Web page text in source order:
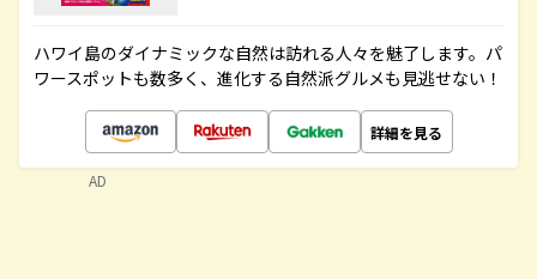
ハワイ島のダイナミックな自然は訪れる人々を魅了します。パ
ワースポットも数多く、進化する自然派グルメも見逃せない！
詳細を見る
AD